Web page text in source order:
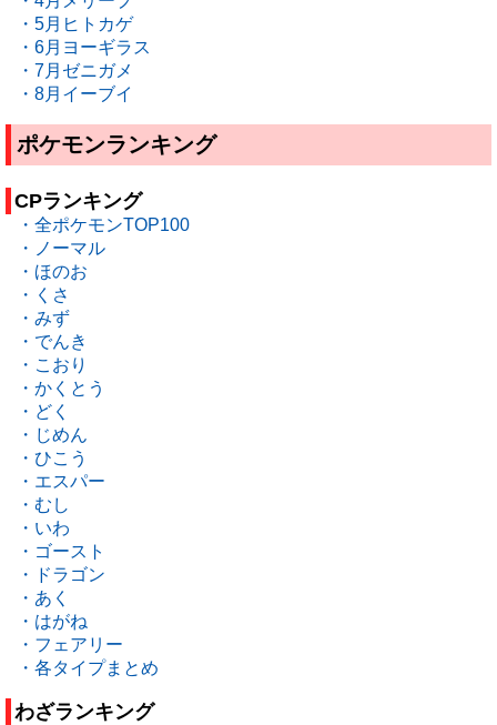
・5月ヒトカゲ
・6月ヨーギラス
・7月ゼニガメ
・8月イーブイ
ポケモンランキング
CPランキング
・全ポケモンTOP100
・ノーマル
・ほのお
・くさ
・みず
・でんき
・こおり
・かくとう
・どく
・じめん
・ひこう
・エスパー
・むし
・いわ
・ゴースト
・ドラゴン
・あく
・はがね
・フェアリー
・各タイプまとめ
わざランキング